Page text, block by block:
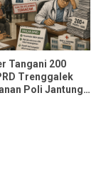
Tangani 200
Trenggalek
Poli Jantung